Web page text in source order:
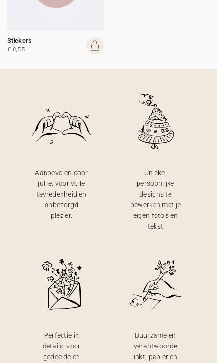
Stickers
€ 0,55
Aanbevolen door
jullie, voor volle
tevredenheid en
onbezorgd
plezier.
Unieke,
persoonlijke
designs te
bewerken met je
eigen foto’s en
tekst
Perfectie in
details, voor
gedeelde en
Duurzame en
verantwoorde
inkt, papier en